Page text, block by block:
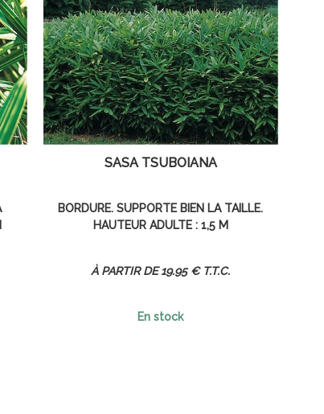
SASA TSUBOIANA
BORDURE. SUPPORTE BIEN LA TAILLE.
HAUTEUR ADULTE : 1,5 M
19.95 € T.T.C.
En stock